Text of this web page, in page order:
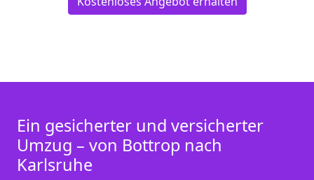
Ein gesicherter und versicherter
Umzug – von Bottrop nach
Karlsruhe